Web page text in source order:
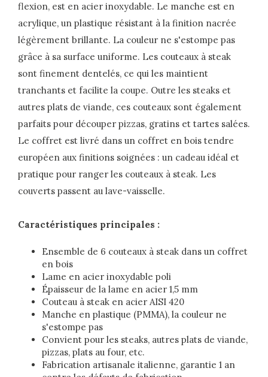
flexion, est en acier inoxydable. Le manche est en
acrylique, un plastique résistant à la finition nacrée
légèrement brillante. La couleur ne s'estompe pas
grâce à sa surface uniforme. Les couteaux à steak
sont finement dentelés, ce qui les maintient
tranchants et facilite la coupe. Outre les steaks et
autres plats de viande, ces couteaux sont également
parfaits pour découper pizzas, gratins et tartes salées.
Le coffret est livré dans un coffret en bois tendre
européen aux finitions soignées : un cadeau idéal et
pratique pour ranger les couteaux à steak. Les
couverts passent au lave-vaisselle.
Caractéristiques principales :
Ensemble de 6 couteaux à steak dans un coffret
en bois
Lame en acier inoxydable poli
Épaisseur de la lame en acier 1,5 mm
Couteau à steak en acier AISI 420
Manche en plastique (PMMA), la couleur ne
s'estompe pas
Convient pour les steaks, autres plats de viande,
pizzas, plats au four, etc.
Fabrication artisanale italienne, garantie 1 an